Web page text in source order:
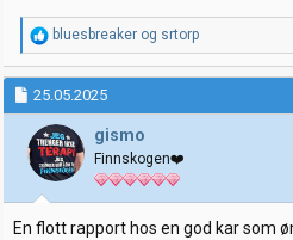
R
e
a
k
s
j
o
n
e
r
:
bluesbreaker og srtorp
25.05.2025
gismo
Finnskogen❤️
En flott rapport hos en god kar som